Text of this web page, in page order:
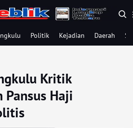
Politik Kejadian Daerah
Kritik
Pansus Haji